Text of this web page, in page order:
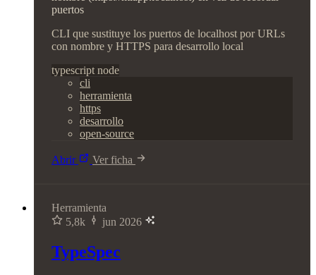
puertos
CLI que sustituye los puertos de localhost por URLs
con nombre y HTTPS para desarrollo local
typescript node
cli
herramienta
https
desarrollo
open-source
Abrir Ver ficha
Herramienta
5,8k
jun 2026
TypeSpec